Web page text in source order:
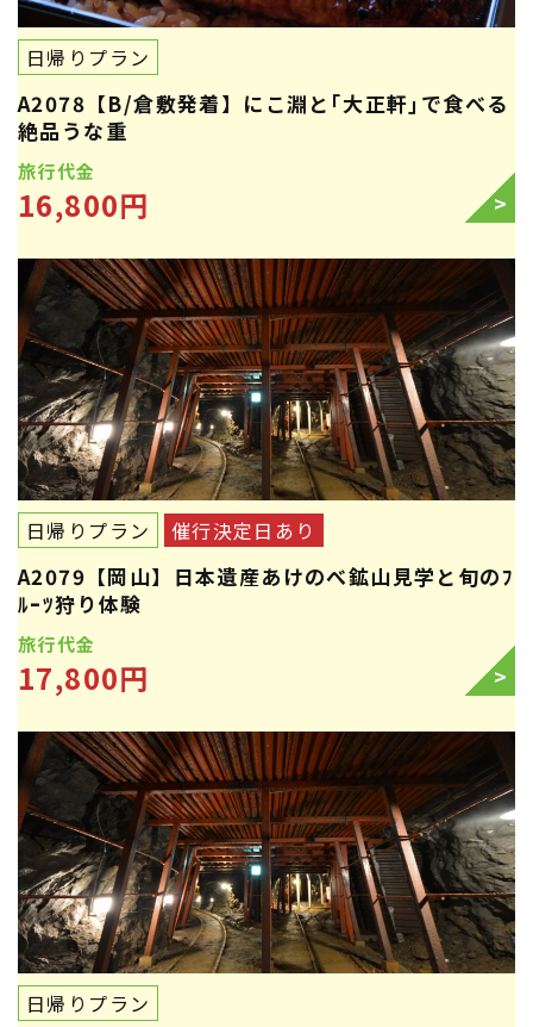
日帰りプラン
A2078【B/倉敷発着】にこ淵と｢大正軒｣で食べる
絶品うな重
旅行代金
16,800円 >
日帰りプラン 催行決定日あり
A2079【岡山】日本遺産あけのべ鉱山見学と旬のﾌ
ﾙｰﾂ狩り体験
旅行代金
17,800円 >
日帰りプラン